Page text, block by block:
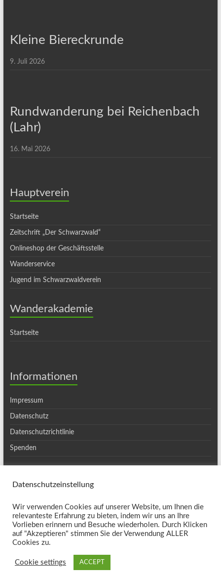
Kleine Biereckrunde
9. Juli 2026
Rundwanderung bei Reichenbach
(Lahr)
16. Mai 2026
Hauptverein
Startseite
Zeitschrift „Der Schwarzwald“
Onlineshop der Geschäftsstelle
Wanderservice
Jugend im Schwarzwaldverein
Wanderakademie
Startseite
Informationen
Impressum
Datenschutz
Datenschutzrichtlinie
Spenden
Spacious von ThemeGrill. Präsentiert von:WordPress.
Kontakt
Datenschutzeinstellung
Wir verwenden Cookies auf unserer Website, um Ihnen die
relevanteste Erfahrung zu bieten, indem wir uns an Ihre
Vorlieben erinnern und Besuche wiederholen. Durch Klicken
auf "Akzeptieren" stimmen Sie der Verwendung ALLER
Cookies zu.
Cookie settings ACCEPT